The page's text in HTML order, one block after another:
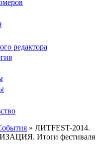
редактора
» ЛИТFEST-2014.
Итоги фестиваля